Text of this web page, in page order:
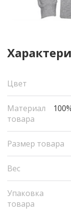
Цвет
Материал
товара
Размер товара
Вес
Упаковка
товара